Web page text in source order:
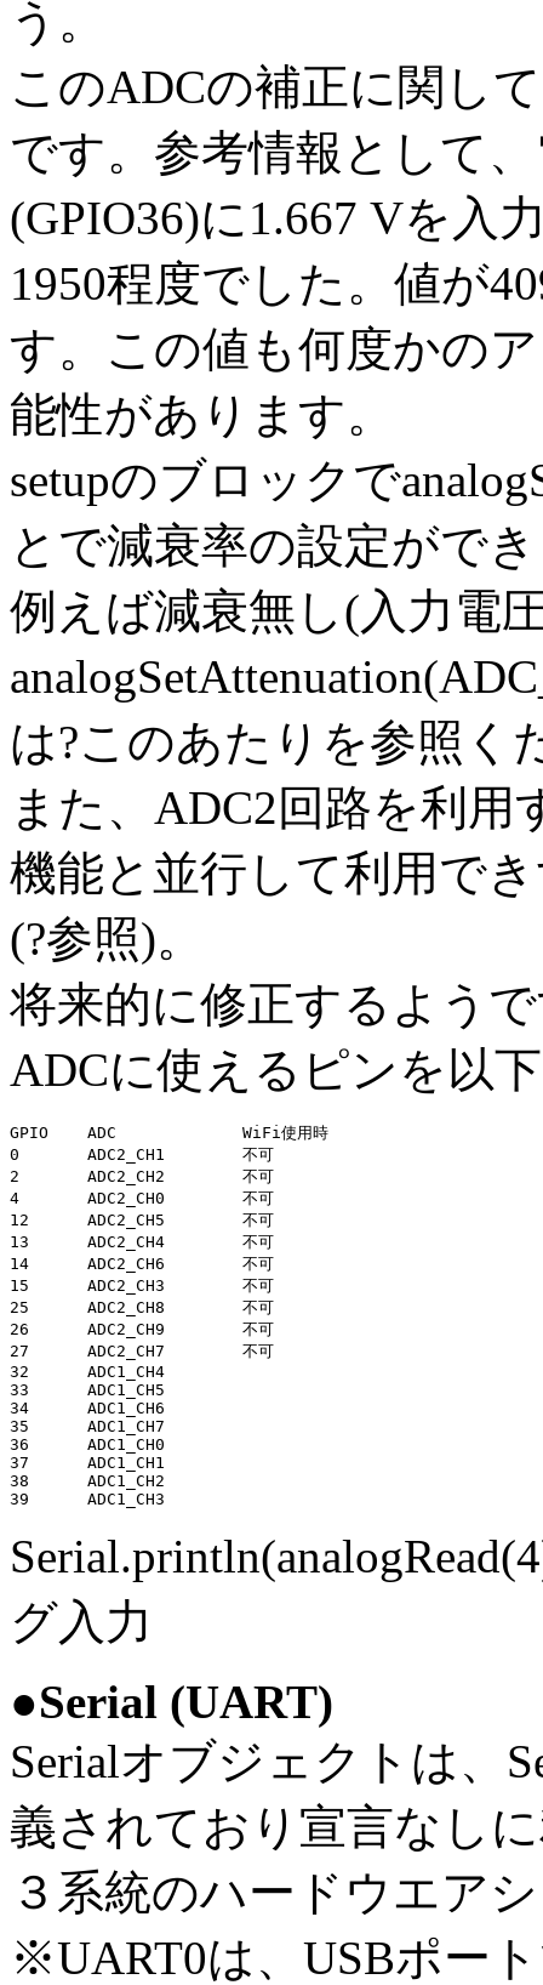
う。
このADCの補正に関し
です。参考情報として
(GPIO36)に1.667 Vを入
1950程度でした。値が
す。この値も何度かの
能性があります。
setupのブロックで
とで減衰率の設定がで
例えば減衰無し(入力電
は?このあたりを参照く
また、ADC2回路を利
機能と並行して利用で
(?参照)。
将来的に修正するよう
ADCに使えるピンを以
GPIO	ADC		WiFi使用時
0	ADC2_CH1	不可
2	ADC2_CH2	不可
4	ADC2_CH0	不可
12	ADC2_CH5	不可
13	ADC2_CH4	不可
14	ADC2_CH6	不可
15	ADC2_CH3	不可
25	ADC2_CH8	不可
26	ADC2_CH9	不可
27	ADC2_CH7	不可
32	ADC1_CH4
33	ADC1_CH5
34	ADC1_CH6
35	ADC1_CH7
36	ADC1_CH0
37	ADC1_CH1
38	ADC1_CH2
グ入力
●Serial (UART)
Serialオブジェクトは、
義されており宣言なし
３系統のハードウエア
※UART0は、USBポー